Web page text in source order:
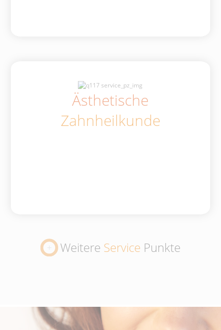
Ästhetische
Zahnheilkunde
Weitere Service Punkte